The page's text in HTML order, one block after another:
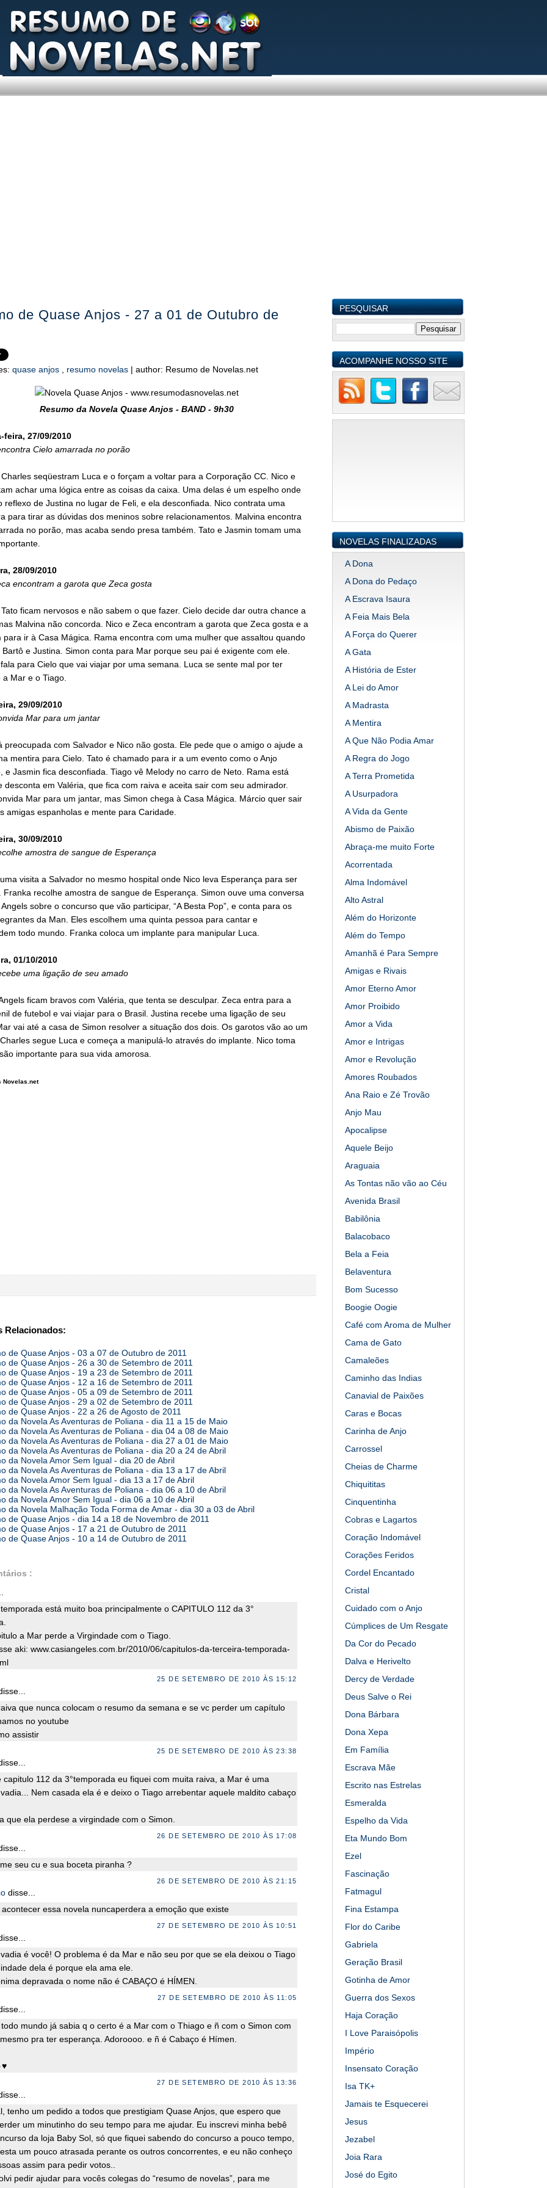
de Quase Anjos - 27 a 01 de Outubro de
quase anjos resumo novelas | author: Resumo de Novelas.net
Resumo da Novela Quase Anjos - BAND - 9h30
feira, 27/09/2010
Cielo amarrada no porão
seqüestram Luca e o forçam a voltar para a Corporação CC. Nico e
achar uma lógica entre as coisas da caixa. Uma delas é um espelho onde
reflexo de Justina no lugar de Feli, e ela desconfiada. Nico contrata uma
para tirar as dúvidas dos meninos sobre relacionamentos. Malvina encontra
no porão, mas acaba sendo presa também. Tato e Jasmin tomam uma
28/09/2010
encontram a garota que Zeca gosta
ficam nervosos e não sabem o que fazer. Cielo decide dar outra chance a
Malvina não concorda. Nico e Zeca encontram a garota que Zeca gosta e a
para ir à Casa Mágica. Rama encontra com uma mulher que assaltou quando
Bartô e Justina. Simon conta para Mar porque seu pai é exigente com ele.
para Cielo que vai viajar por uma semana. Luca se sente mal por ter
Mar e o Tiago.
29/09/2010
Mar para um jantar
preocupada com Salvador e Nico não gosta. Ele pede que o amigo o ajude a
mentira para Cielo. Tato é chamado para ir a um evento como o Anjo
e Jasmin fica desconfiada. Tiago vê Melody no carro de Neto. Rama está
desconta em Valéria, que fica com raiva e aceita sair com seu admirador.
Mar para um jantar, mas Simon chega à Casa Mágica. Márcio quer sair
amigas espanholas e mente para Caridade.
30/09/2010
amostra de sangue de Esperança
visita a Salvador no mesmo hospital onde Nico leva Esperança para ser
Franka recolhe amostra de sangue de Esperança. Simon ouve uma conversa
sobre o concurso que vão participar, “A Besta Pop”, e conta para os
da Man. Eles escolhem uma quinta pessoa para cantar e
todo mundo. Franka coloca um implante para manipular Luca.
01/10/2010
uma ligação de seu amado
ficam bravos com Valéria, que tenta se desculpar. Zeca entra para a
de futebol e vai viajar para o Brasil. Justina recebe uma ligação de seu
vai até a casa de Simon resolver a situação dos dois. Os garotos vão ao um
segue Luca e começa a manipulá-lo através do implante. Nico toma
importante para sua vida amorosa.
Novelas.net
Relacionados:
de Quase Anjos - 03 a 07 de Outubro de 2011
de Quase Anjos - 26 a 30 de Setembro de 2011
de Quase Anjos - 19 a 23 de Setembro de 2011
de Quase Anjos - 12 a 16 de Setembro de 2011
de Quase Anjos - 05 a 09 de Setembro de 2011
de Quase Anjos - 29 a 02 de Setembro de 2011
de Quase Anjos - 22 a 26 de Agosto de 2011
da Novela As Aventuras de Poliana - dia 11 a 15 de Maio
da Novela As Aventuras de Poliana - dia 04 a 08 de Maio
da Novela As Aventuras de Poliana - dia 27 a 01 de Maio
da Novela As Aventuras de Poliana - dia 20 a 24 de Abril
da Novela Amor Sem Igual - dia 20 de Abril
da Novela As Aventuras de Poliana - dia 13 a 17 de Abril
da Novela Amor Sem Igual - dia 13 a 17 de Abril
da Novela As Aventuras de Poliana - dia 06 a 10 de Abril
da Novela Amor Sem Igual - dia 06 a 10 de Abril
da Novela Malhação Toda Forma de Amar - dia 30 a 03 de Abril
de Quase Anjos - dia 14 a 18 de Novembro de 2011
de Quase Anjos - 17 a 21 de Outubro de 2011
de Quase Anjos - 10 a 14 de Outubro de 2011
:
está muito boa principalmente o CAPITULO 112 da 3°
a Mar perde a Virgindade com o Tiago.
aki: www.casiangeles.com.br/2010/06/capitulos-da-terceira-temporada-
25 DE SETEMBRO DE 2010 ÀS 15:12
que nunca colocam o resumo da semana e se vc perder um capítulo
no youtube
assistir
25 DE SETEMBRO DE 2010 ÀS 23:38
capitulo 112 da 3°temporada eu fiquei com muita raiva, a Mar é uma
Nem casada ela é e deixo o Tiago arrebentar aquele maldito cabaço
que ela perdese a virgindade com o Simon.
26 DE SETEMBRO DE 2010 ÀS 17:08
seu cu e sua boceta piranha ?
26 DE SETEMBRO DE 2010 ÀS 21:15
disse...
essa novela nuncaperdera a emoção que existe
27 DE SETEMBRO DE 2010 ÀS 10:51
é você! O problema é da Mar e não seu por que se ela deixou o Tiago
dela é porque ela ama ele.
depravada o nome não é CABAÇO é HÍMEN.
27 DE SETEMBRO DE 2010 ÀS 11:05
mundo já sabia q o certo é a Mar com o Thiago e ñ com o Simon com
pra ter esperança. Adoroooo. e ñ é Cabaço é Hímen.
27 DE SETEMBRO DE 2010 ÀS 13:36
tenho um pedido a todos que prestigiam Quase Anjos, que espero que
um minutinho do seu tempo para me ajudar. Eu inscrevi minha bebê
da loja Baby Sol, só que fiquei sabendo do concurso a pouco tempo,
um pouco atrasada perante os outros concorrentes, e eu não conheço
assim para pedir votos..
pedir ajudar para vocês colegas do “resumo de novelas”, para me
PESQUISAR
ACOMPANHE NOSSO SITE
NOVELAS FINALIZADAS
A Dona
A Dona do Pedaço
A Escrava Isaura
A Feia Mais Bela
A Força do Querer
A Gata
A História de Ester
A Lei do Amor
A Madrasta
A Mentira
A Que Não Podia Amar
A Regra do Jogo
A Terra Prometida
A Usurpadora
A Vida da Gente
Abismo de Paixão
Abraça-me muito Forte
Acorrentada
Alma Indomável
Alto Astral
Além do Horizonte
Além do Tempo
Amanhã é Para Sempre
Amigas e Rivais
Amor Eterno Amor
Amor Proibido
Amor a Vida
Amor e Intrigas
Amor e Revolução
Amores Roubados
Ana Raio e Zé Trovão
Anjo Mau
Apocalipse
Aquele Beijo
Araguaia
As Tontas não vão ao Céu
Avenida Brasil
Babilônia
Balacobaco
Bela a Feia
Belaventura
Bom Sucesso
Boogie Oogie
Café com Aroma de Mulher
Cama de Gato
Camaleões
Caminho das Indias
Canavial de Paixões
Caras e Bocas
Carinha de Anjo
Carrossel
Cheias de Charme
Chiquititas
Cinquentinha
Cobras e Lagartos
Coração Indomável
Corações Feridos
Cordel Encantado
Cristal
Cuidado com o Anjo
Cúmplices de Um Resgate
Da Cor do Pecado
Dalva e Herivelto
Dercy de Verdade
Deus Salve o Rei
Dona Bárbara
Dona Xepa
Em Família
Escrava Mãe
Escrito nas Estrelas
Esmeralda
Espelho da Vida
Eta Mundo Bom
Ezel
Fascinação
Fatmagul
Fina Estampa
Flor do Caribe
Gabriela
Geração Brasil
Gotinha de Amor
Guerra dos Sexos
Haja Coração
I Love Paraisópolis
Império
Insensato Coração
Isa TK+
Jamais te Esquecerei
Jesus
Jezabel
Joia Rara
José do Egito